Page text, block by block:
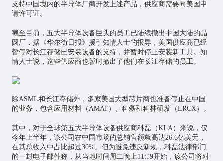
支持中国境内的半导体厂商开发上述产品，供应商需要向美国申
请许可证。
截至目前，五大半导体设备巨头的员工已陆续撤出中国大陆的晶
圆厂，据《华尔街日报》援引知情人士的报导，美国供应商已经
暂停对长江存储已安装设备的支持，并暂时停止安装新工具。知
情人士说，这些供应商也暂时撤出了他们在长江存储的员工。
除ASML和长江存储外，多家美国大型芯片商也准备停止在中国
的业务，包含应用材料（AMAT）、科磊和科林研发（LRCX）。
其中，对于全球第五大半导体设备供应商科磊（KLA）来说，仅
今年上半年，该公司在中国市场的总销售额就高达26.6亿美元，
在其总收入中占比超过30%。但为避免违反新规，科磊法律部门
的一封电子邮件称，从当地时间周二晚上11:59开始，该公司将对